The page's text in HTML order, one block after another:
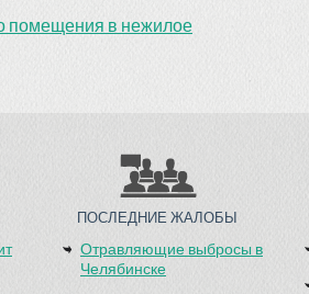
помещения в нежилое
ПОСЛЕДНИЕ ЖАЛОБЫ
Отравляющие выбросы в
Челябинске